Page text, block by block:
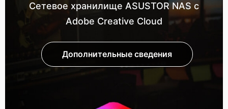
Сетевое хранилище ASUSTOR NAS с
Adobe Creative Cloud
Дополнительные сведения